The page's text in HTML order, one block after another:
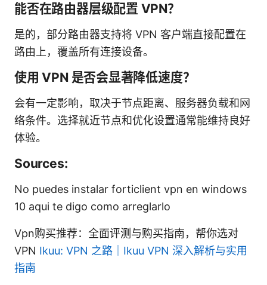
能否在路由器层级配置 VPN？
是的，部分路由器支持将 VPN 客户端直接配置在
路由上，覆盖所有连接设备。
使用 VPN 是否会显著降低速度？
会有一定影响，取决于节点距离、服务器负载和网
络条件。选择就近节点和优化设置通常能维持良好
体验。
Sources:
No puedes instalar forticlient vpn en windows
10 aqui te digo como arreglarlo
Vpn购买推荐：全面评测与购买指南，帮你选对
VPN Ikuu: VPN 之路｜Ikuu VPN 深入解析与实用
指南